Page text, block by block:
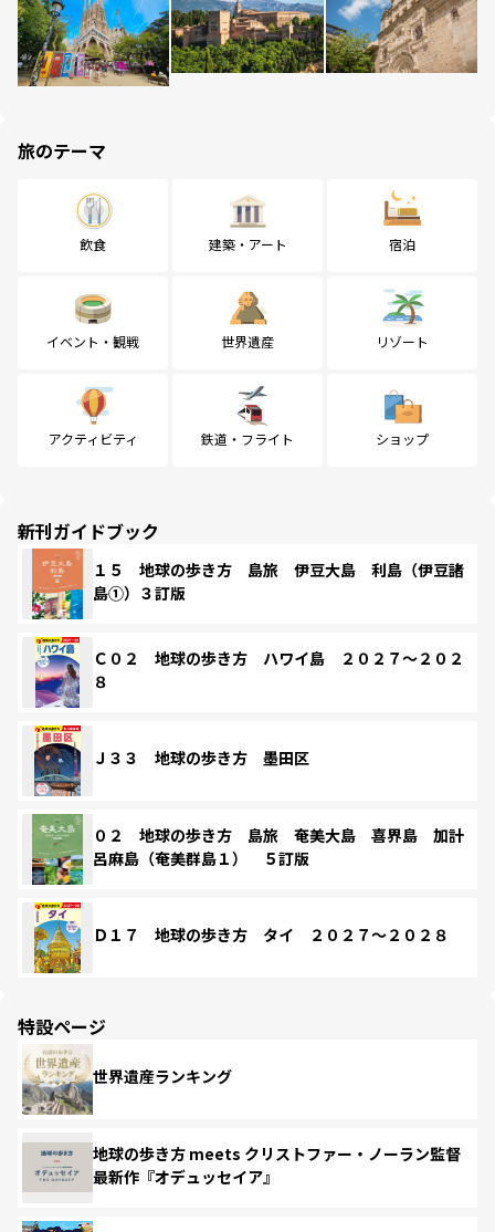
旅のテーマ
飲食 建築・アート 宿泊
イベント・観戦 世界遺産 リゾート
アクティビティ 鉄道・フライト ショップ
新刊ガイドブック
１５ 地球の歩き方 島旅 伊豆大島 利島（伊豆諸
島①）３訂版
Ｃ０２ 地球の歩き方 ハワイ島 ２０２７～２０２
８
Ｊ３３ 地球の歩き方 墨田区
０２ 地球の歩き方 島旅 奄美大島 喜界島 加計
呂麻島（奄美群島１） ５訂版
Ｄ１７ 地球の歩き方 タイ ２０２７～２０２８
特設ページ
世界遺産ランキング
地球の歩き方 meets クリストファー・ノーラン監督
最新作『オデュッセイア』